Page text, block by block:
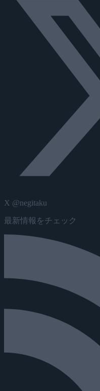
X @negitaku
最新情報をチェック